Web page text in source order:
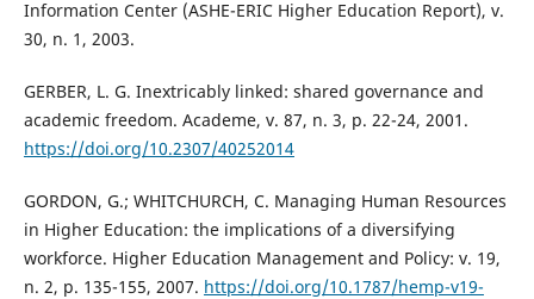
Information Center (ASHE-ERIC Higher Education Report), v.
30, n. 1, 2003.
GERBER, L. G. Inextricably linked: shared governance and
academic freedom. Academe, v. 87, n. 3, p. 22-24, 2001.
https://doi.org/10.2307/40252014
GORDON, G.; WHITCHURCH, C. Managing Human Resources
in Higher Education: the implications of a diversifying
workforce. Higher Education Management and Policy: v. 19,
n. 2, p. 135-155, 2007. https://doi.org/10.1787/hemp-v19-